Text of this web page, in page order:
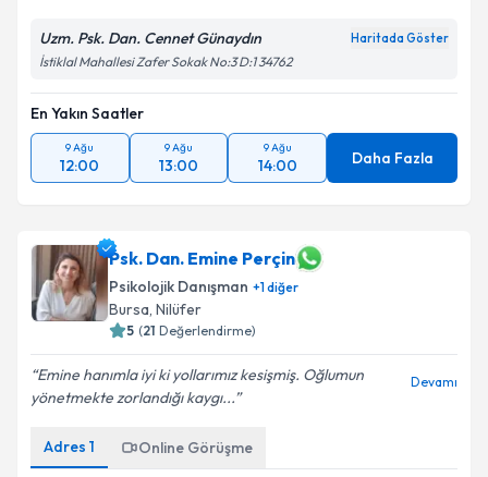
Uzm. Psk. Dan. Cennet Günaydın Haritada Göster
İstiklal Mahallesi Zafer Sokak No:3 D:1 34762
En Yakın Saatler
9 Ağu
12:00
9 Ağu
13:00
9 Ağu
14:00 Daha Fazla
Psk. Dan. Emine Perçin
Psikolojik Danışman +1diğer
Bursa, Nilüfer
5 (21 Değerlendirme)
Emine hanımla iyi ki yollarımız kesişmiş. Oğlumun
yönetmekte zorlandığı kaygı...
Devamı
Adres 1 Online Görüşme